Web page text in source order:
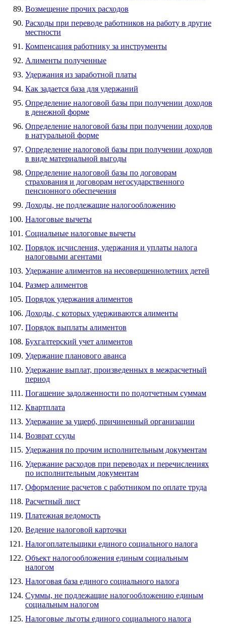
Возмещение прочих расходов
Расходы при переводе работников на работу в другие
местности
Компенсация работнику за инструменты
Алименты полученные
Удержания из заработной платы
Как задается база для удержаний
Определение налоговой базы при получении доходов
в денежной форме
Определение налоговой базы при получении доходов
в натуральной форме
Определение налоговой базы при получении доходов
в виде материальной выгоды
Определение налоговой базы по договорам
страхования и договорам негосударственного
пенсионного обеспечения
Доходы, не подлежащие налогообложению
Налоговые вычеты
Социальные налоговые вычеты
Порядок исчисления, удержания и уплаты налога
налоговыми агентами
Удержание алиментов на несовершеннолетних детей
Размер алиментов
Порядок удержания алиментов
Доходы, с которых удерживаются алименты
Порядок выплаты алиментов
Бухгалтерский учет алиментов
Удержание планового аванса
Удержание выплат, произведенных в межрасчетный
период
Погашение задолженности по подотчетным суммам
Квартплата
Удержание за ущерб, причиненный организации
Возврат ссуды
Удержания по прочим исполнительным документам
Удержание расходов при переводах и перечислениях
по исполнительным документам
Оформление расчетов с работником по оплате труда
Расчетный лист
Платежная ведомость
Ведение налоговой карточки
Налогоплательщики единого социального налога
Объект налогообложения единым социальным
налогом
Налоговая база единого социального налога
Суммы, не подлежащие налогообложению единым
социальным налогом
Налоговые льготы единого социального налога